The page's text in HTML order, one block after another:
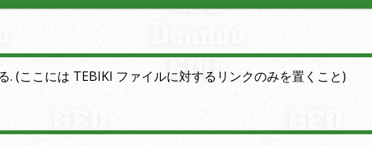
(ここには TEBIKI ファイルに対するリンクのみを置くこと)